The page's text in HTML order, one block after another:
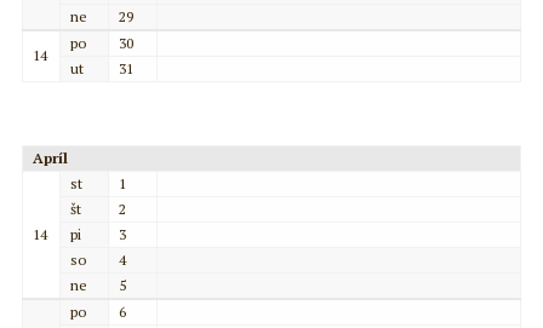
ne
29
14
po
30
ut
31
Apríl
14
st
1
št
2
pi
3
so
4
ne
5
po
6